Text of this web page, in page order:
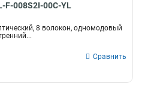
F-008S2I-00C-YL
8 волокон, одномодовый
Сравнить